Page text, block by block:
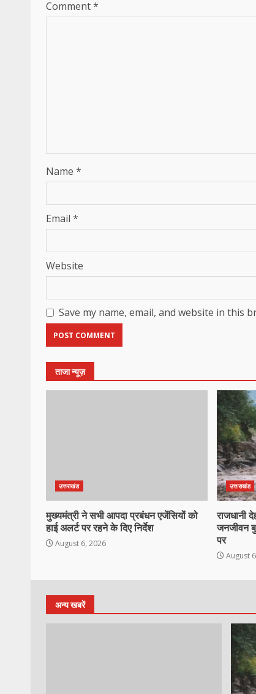
Comment*
Name *
Email *
Website
Save my name, email, and website in this
ताजा न्यूज़
उत्तराखंड
मुख्यमंत्री ने सभी आपदा प्रबंधन एजेंसियों को
हाई अलर्ट पर रहने के दिए निर्देश
August 6, 2026
उत्तराखंड
राजधानी
जनजीवन
पर
August
अन्य खबरें